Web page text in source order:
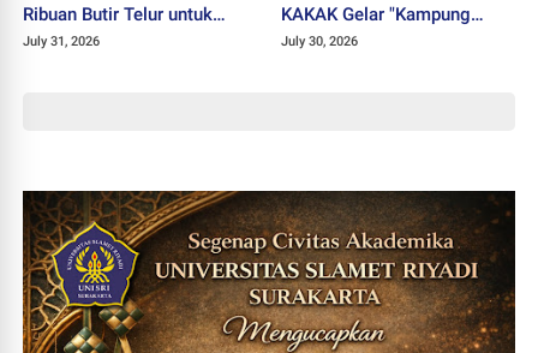
Ribuan Butir Telur untuk
Balita Sleman
July 31, 2026
KAKAK Gelar "Kampung
Keren Tanpa Rokok Award
July 30, 2026